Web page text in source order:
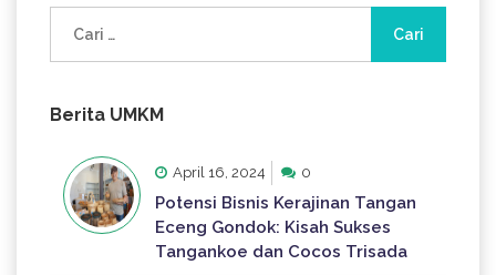
untuk:
Berita UMKM
April 16, 2024 0
Potensi Bisnis Kerajinan Tangan
Eceng Gondok: Kisah Sukses
Tangankoe dan Cocos Trisada